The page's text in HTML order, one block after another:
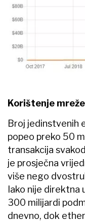
Korištenje mreže
Broj jedinstvenih
popeo preko 50
transakcija
je prosječna
više nego
Iako nije direktna
300 milijardi
dnevno, dok